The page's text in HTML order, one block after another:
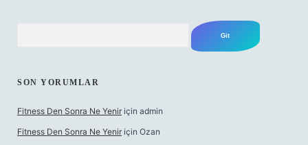
SON YORUMLAR
Fitness Den Sonra Ne Yenir için admin
Fitness Den Sonra Ne Yenir için Ozan